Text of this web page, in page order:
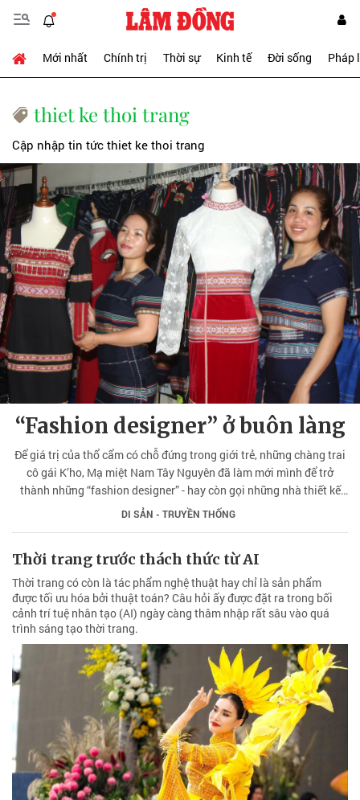
Mới nhất Chính trị Thời sự Kinh tế Đời sống Pháp
thiet ke thoi trang
Cập nhập tin tức thiet ke thoi trang
“Fashion designer” ở buôn làng
Để giá trị của thổ cẩm có chỗ đứng trong giới trẻ, những chàng trai
cô gái K’ho, Mạ miệt Nam Tây Nguyên đã làm mới mình để trở
thành những “fashion designer” - hay còn gọi những nhà thiết kế
thời trang cho thổ cẩm.
DI SẢN - TRUYỀN THỐNG
Thời trang trước thách thức từ AI
Thời trang có còn là tác phẩm nghệ thuật hay chỉ là sản phẩm
được tối ưu hóa bởi thuật toán? Câu hỏi ấy được đặt ra trong bối
cảnh trí tuệ nhân tạo (AI) ngày càng thâm nhập rất sâu vào quá
trình sáng tạo thời trang.